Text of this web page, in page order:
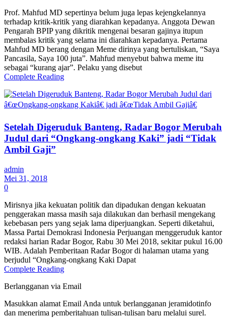
Prof. Mahfud MD sepertinya belum juga lepas kejengkelannya
terhadap kritik-kritik yang diarahkan kepadanya. Anggota Dewan
Pengarah BPIP yang dikritik mengenai besaran gajinya itupun
membalas kritik yang selama ini diarahkan kepadanya. Pertama
Mahfud MD berang dengan Meme dirinya yang bertuliskan, “Saya
Pancasila, Saya 100 juta”. Mahfud menyebut bahwa meme itu
sebagai “kurang ajar”. Pelaku yang disebut
Complete Reading
Setelah Digeruduk Banteng, Radar Bogor Merubah
Judul dari “Ongkang-ongkang Kaki” jadi “Tidak
Ambil Gaji”
admin
Mei 31, 2018
0
Mirisnya jika kekuatan politik dan dipadukan dengan kekuatan
penggerakan massa masih saja dilakukan dan berhasil mengekang
kebebasan pers yang sejak lama diperjuangkan. Seperti diketahui,
Massa Partai Demokrasi Indonesia Perjuangan menggeruduk kantor
redaksi harian Radar Bogor, Rabu 30 Mei 2018, sekitar pukul 16.00
WIB. Adalah Pemberitaan Radar Bogor di halaman utama yang
berjudul “Ongkang-ongkang Kaki Dapat
Complete Reading
Berlangganan via Email
Masukkan alamat Email Anda untuk berlangganan jeramidotinfo
dan menerima pemberitahuan tulisan-tulisan baru melalui surel.